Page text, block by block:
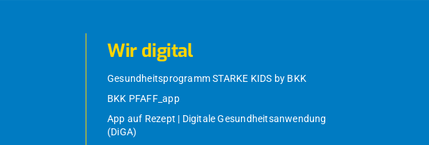
Wir digital
Gesundheitsprogramm STARKE KIDS by BKK
BKK PFAFF_app
App auf Rezept | Digitale Gesundheitsanwendung
(DiGA)